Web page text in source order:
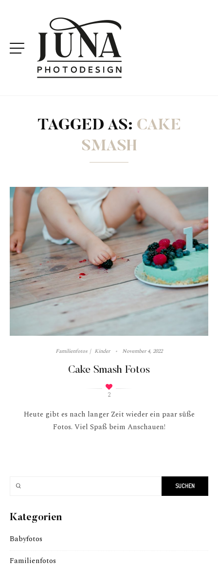
TAGGED AS: CAKE
SMASH
Familienfotos Kinder November 4, 2022
Cake Smash Fotos
2
Heute gibt es nach langer Zeit wieder ein paar süße
Fotos. Viel Spaß beim Anschauen!
Kategorien
Babyfotos
Familienfotos